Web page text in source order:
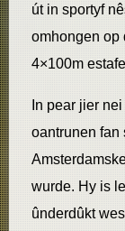
út in sportyf
omhongen op
4×100m
In pear jier
oantrunen fan
wurde. Hy is
ûnderdûkt